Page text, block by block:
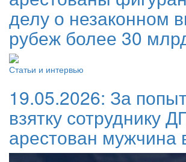
делу о незаконном
рубеж более 30
Статьи и интервью
19.05.2026: За
взятку сотруднику
арестован мужчина